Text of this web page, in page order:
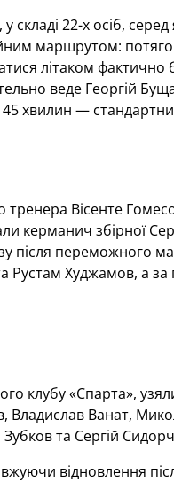
складі 22-х осіб,
маршрутом:
літаком фактично
веде Георгій
хвилин —
тренера Вісенте
керманич збірної
після переможного
Рустам Худжамов, а
клубу «Спарта»,
Владислав Ванат,
та Сергій
відновлення